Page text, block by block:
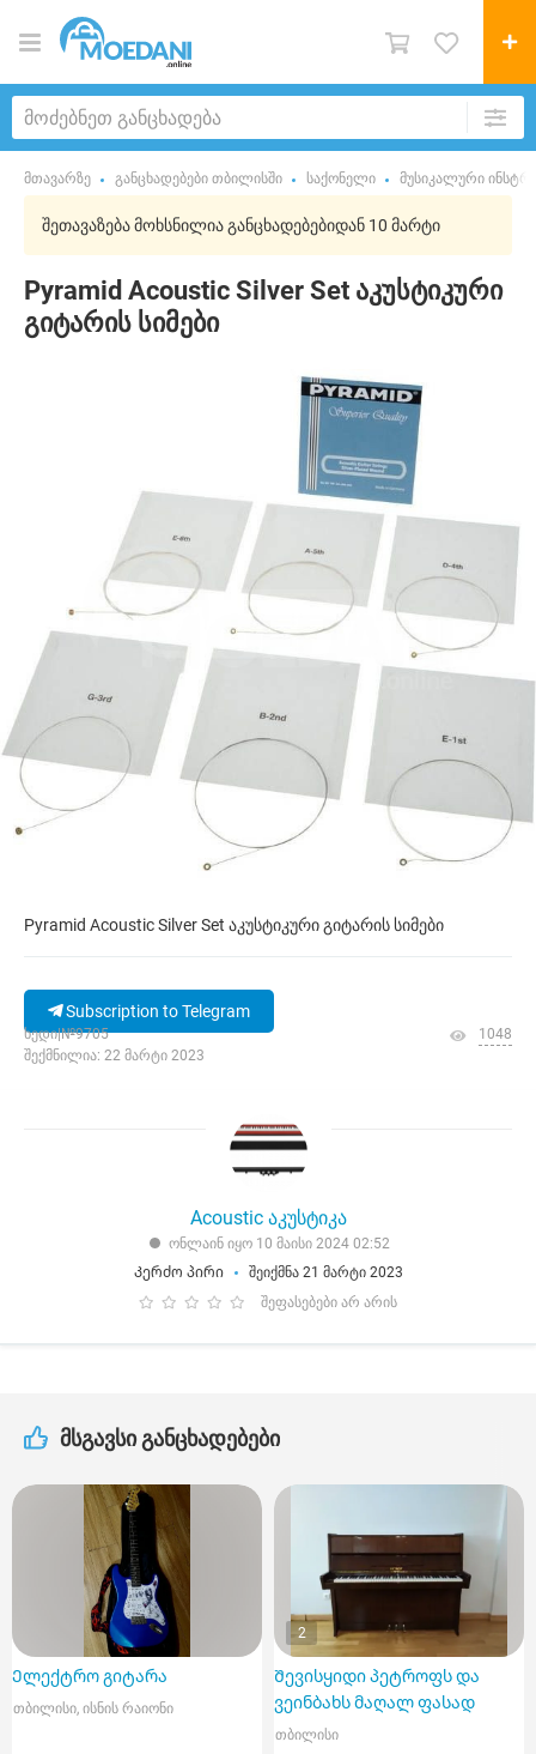
მთავარზე განცხადებები თბილისში საქონელი მუსიკალური
შეთავაზება მოხსნილია განცხადებებიდან 10 მარტი
Pyramid Acoustic Silver Set აკუსტიკური
გიტარის სიმები
Pyramid Acoustic Silver Set აკუსტიკური გიტარის სიმები
Subscription to Telegram
ხედი|№9705
შექმნილია: 22 მარტი 2023
1048
Acoustic აკუსტიკა
ონლაინ იყო 10 მაისი 2024 02:52
Კერძო პირი
შეიქმნა 21 მარტი 2023
შეფასებები არ არის
მსგავსი განცხადებები
Ელექტრო გიტარა
თბილისი, ისნის რაიონი
2
Შევისყიდი პეტროფს და
ვეინბახს მაღალ ფასად
თბილისი